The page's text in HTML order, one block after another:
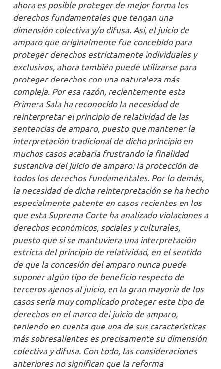
ahora es posible proteger de mejor forma los
derechos fundamentales que tengan una
dimensión colectiva y/o difusa. Así, el juicio de
amparo que originalmente fue concebido para
proteger derechos estrictamente individuales y
exclusivos, ahora también puede utilizarse para
proteger derechos con una naturaleza más
compleja. Por esa razón, recientemente esta
Primera Sala ha reconocido la necesidad de
reinterpretar el principio de relatividad de las
sentencias de amparo, puesto que mantener la
interpretación tradicional de dicho principio en
muchos casos acabaría frustrando la finalidad
sustantiva del juicio de amparo: la protección de
todos los derechos fundamentales. Por lo demás,
la necesidad de dicha reinterpretación se ha hecho
especialmente patente en casos recientes en los
que esta Suprema Corte ha analizado violaciones a
derechos económicos, sociales y culturales,
puesto que si se mantuviera una interpretación
estricta del principio de relatividad, en el sentido
de que la concesión del amparo nunca puede
suponer algún tipo de beneficio respecto de
terceros ajenos al juicio, en la gran mayoría de los
casos sería muy complicado proteger este tipo de
derechos en el marco del juicio de amparo,
teniendo en cuenta que una de sus características
más sobresalientes es precisamente su dimensión
colectiva y difusa. Con todo, las consideraciones
anteriores no significan que la reforma